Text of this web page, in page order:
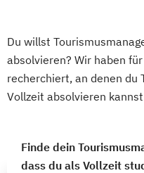
Du willst
absolvieren? Wir haben
recherchiert, an denen du
Vollzeit absolvieren
Finde dein
dass du als Vollzeit